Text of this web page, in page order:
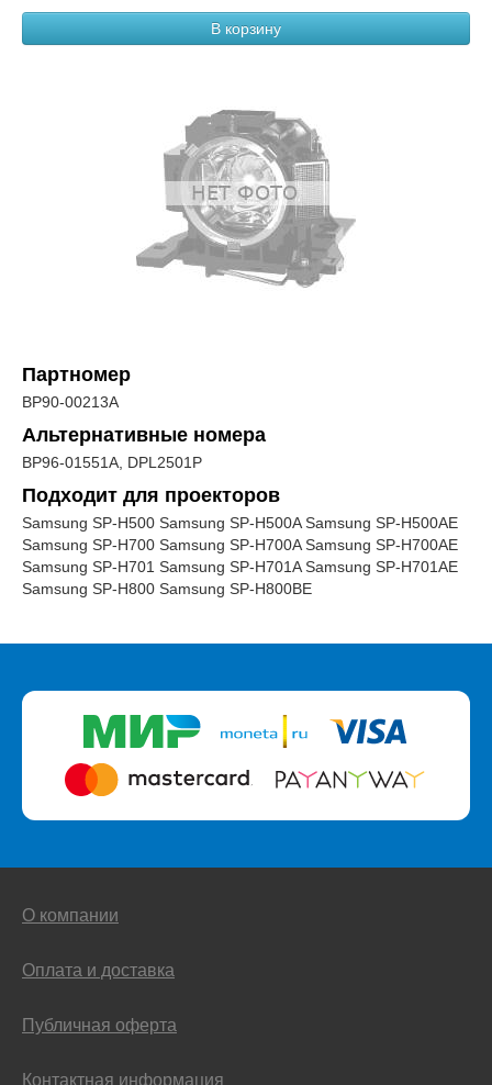
В корзину
Партномер
BP90-00213A
Альтернативные номера
BP96-01551A, DPL2501P
Подходит для проекторов
Samsung SP-H500 Samsung SP-H500A Samsung SP-H500AE
Samsung SP-H700 Samsung SP-H700A Samsung SP-H700AE
Samsung SP-H701 Samsung SP-H701A Samsung SP-H701AE
Samsung SP-H800 Samsung SP-H800BE
О компании
Оплата и доставка
Публичная оферта
Контактная информация